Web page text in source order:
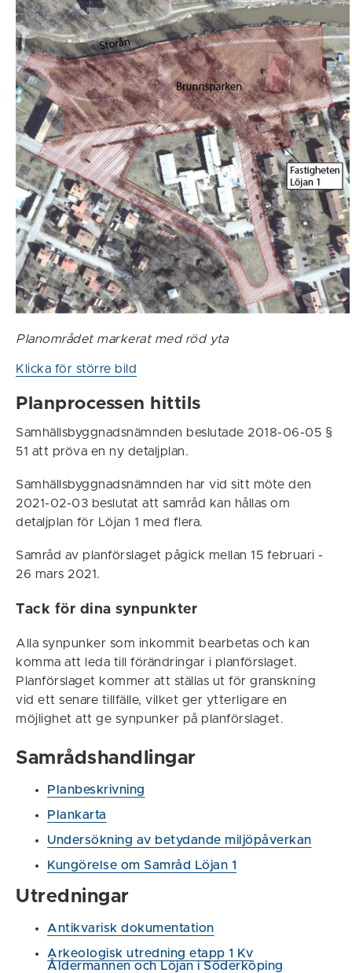
Planområdet markerat med röd yta
Klicka för större bild
Planprocessen hittils
Samhällsbyggnadsnämnden beslutade 2018-06-05 §
51 att pröva en ny detaljplan.
Samhällsbyggnadsnämnden har vid sitt möte den
2021-02-03 beslutat att samråd kan hållas om
detaljplan för Löjan 1 med flera.
Samråd av planförslaget pågick mellan 15 februari -
26 mars 2021.
Tack för dina synpunkter
Alla synpunker som inkommit bearbetas och kan
komma att leda till förändringar i planförslaget.
Planförslaget kommer att ställas ut för granskning
vid ett senare tillfälle, vilket ger ytterligare en
möjlighet att ge synpunker på planförslaget.
Samrådshandlingar
Planbeskrivning
Plankarta
Undersökning av betydande miljöpåverkan
Kungörelse om Samråd Löjan 1
Utredningar
Antikvarisk dokumentation
Arkeologisk utredning etapp 1 Kv
Åldermannen och Löjan i Söderköping